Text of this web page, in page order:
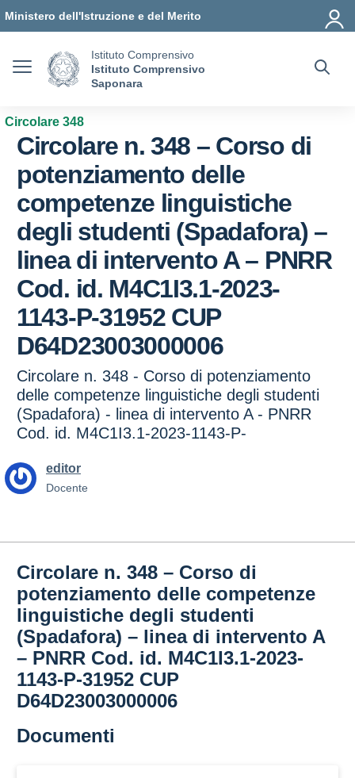
Ministero dell'Istruzione e del Merito
Istituto Comprensivo
Istituto Comprensivo
Saponara
Circolare 348
Circolare n. 348 – Corso di
potenziamento delle
competenze linguistiche
degli studenti (Spadafora) –
linea di intervento A – PNRR
Cod. id. M4C1I3.1-2023-
1143-P-31952 CUP
D64D23003000006
Circolare n. 348 - Corso di potenziamento
delle competenze linguistiche degli studenti
(Spadafora) - linea di intervento A - PNRR
Cod. id. M4C1I3.1-2023-1143-P-
editor
Docente
Circolare n. 348 – Corso di
potenziamento delle competenze
linguistiche degli studenti
(Spadafora) – linea di intervento A
– PNRR Cod. id. M4C1I3.1-2023-
1143-P-31952 CUP
D64D23003000006
Documenti